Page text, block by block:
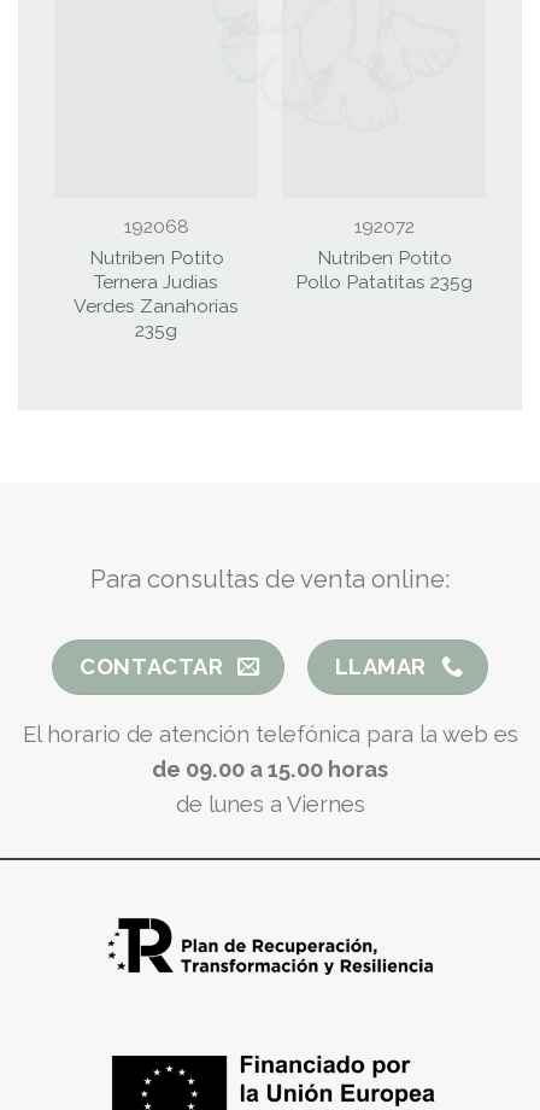
192068
Nutriben Potito
Ternera Judias
Verdes Zanahorias
235g
192072
Nutriben Potito
Pollo Patatitas 235g
Para consultas de venta online:
CONTACTAR LLAMAR
El horario de atención telefónica para la web es
de 09.00 a 15.00 horas
de lunes a Viernes